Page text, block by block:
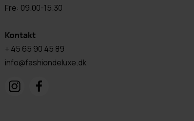
Fre: 09.00-15.30
Kontakt
+ 45 65 90 45 89
info@fashiondeluxe.dk